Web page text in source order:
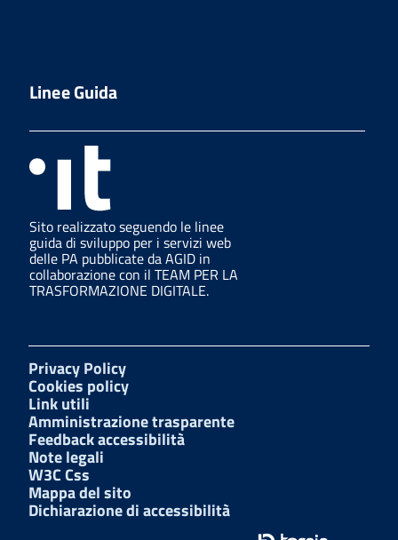
Linee Guida
Sito realizzato seguendo le linee
guida di sviluppo per i servizi web
delle PA pubblicate da AGID in
collaborazione con il TEAM PER LA
TRASFORMAZIONE DIGITALE.
Privacy Policy
Cookies policy
Link utili
Amministrazione trasparente
Feedback accessibilità
Note legali
W3C Css
Mappa del sito
Dichiarazione di accessibilità